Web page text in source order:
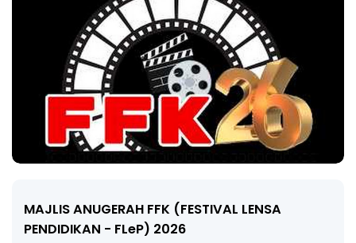
MAJLIS ANUGERAH FFK (FESTIVAL LENSA
PENDIDIKAN - FLeP) 2026